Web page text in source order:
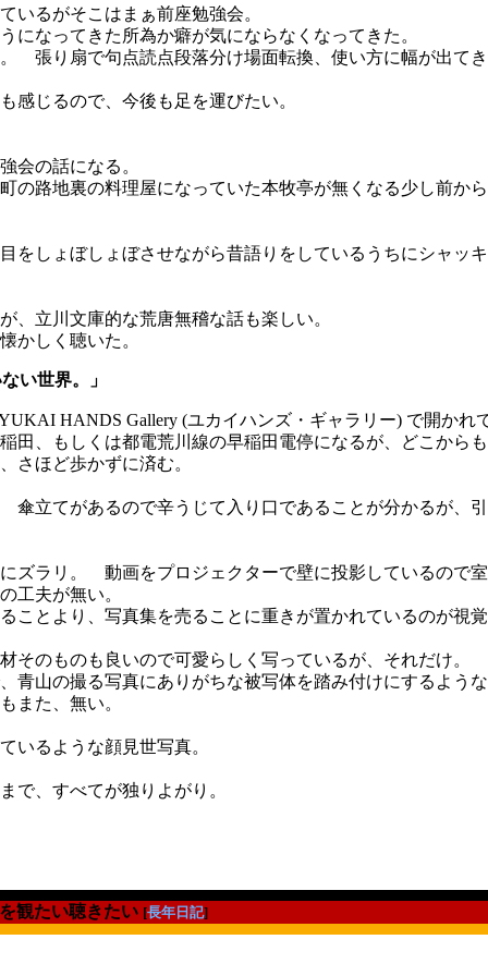
いるがそこはまぁ前座勉強会。
になってきた所為か癖が気にならなくなってきた。
張り扇で句点読点段落分け場面転換、使い方に幅が出て
じるので、今後も足を運びたい。
会の話になる。
の路地裏の料理屋になっていた本牧亭が無くなる少し前か
をしょぼしょぼさせながら昔語りをしているうちにシャッ
、立川文庫的な荒唐無稽な話も楽しい。
かしく聴いた。
い世界。」
HANDS Gallery (ユカイハンズ・ギャラリー) で開かれ
田、もしくは都電荒川線の早稲田電停になるが、どこから
さほど歩かずに済む。
立てがあるので辛うじて入り口であることが分かるが、
ズラリ。 動画をプロジェクターで壁に投影しているので
工夫が無い。
とより、写真集を売ることに重きが置かれているのが視
そのものも良いので可愛らしく写っているが、それだけ。
青山の撮る写真にありがちな被写体を踏み付けにするよう
また、無い。
いるような顔見世写真。
で、すべてが独りよがり。
観たい聴きたい [長年日記]